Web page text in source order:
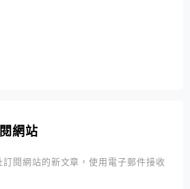
網站
閱網站的新文章，使用電子郵件接收